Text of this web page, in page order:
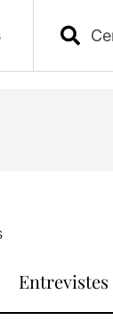
Entrevistes